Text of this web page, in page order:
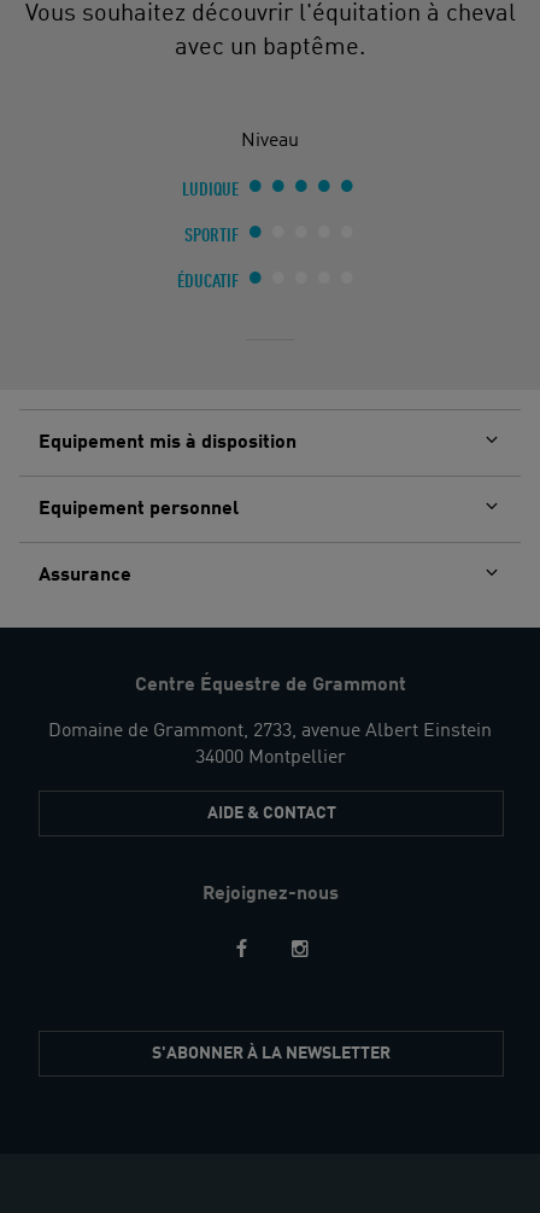
Vous souhaitez découvrir l'équitation à cheval
avec un baptême.
Niveau
LUDIQUE
SPORTIF
ÉDUCATIF
Equipement mis à disposition
Equipement personnel
Assurance
Centre Équestre de Grammont
Domaine de Grammont, 2733, avenue Albert Einstein
34000 Montpellier
AIDE & CONTACT
Rejoignez-nous
informés
S'ABONNER À LA NEWSLETTER